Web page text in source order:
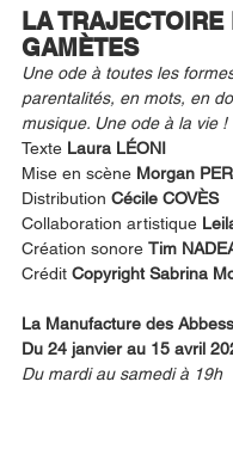
LA TRAJECTOIRE
GAMÈTES
Une ode à toutes les
parentalités, en mots, en
musique. Une ode à la vie !
Texte Laura LÉONI
Mise en scène Morgan
Distribution Cécile COVÈS
Collaboration artistique
Création sonore Tim
Crédit Copyright Sabrina
La Manufacture des
Du 24 janvier au 15 avril
Du mardi au samedi à 19h